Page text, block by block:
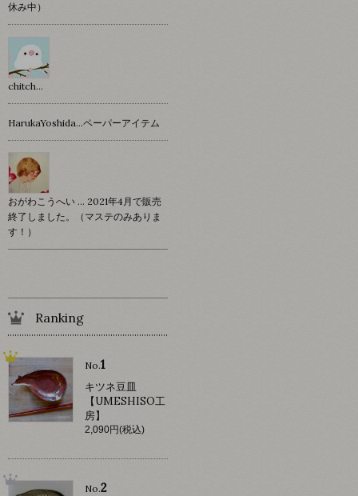
休み中）
chitch…
HarukaYoshida…ペーパーアイテム
おがわこうへい … 2021年4月で販売
終了しました。（マステのみありま
す！）
Ranking
No.1
キツネ豆皿
【UMESHISO工
房】
2,090円(税込)
No.2